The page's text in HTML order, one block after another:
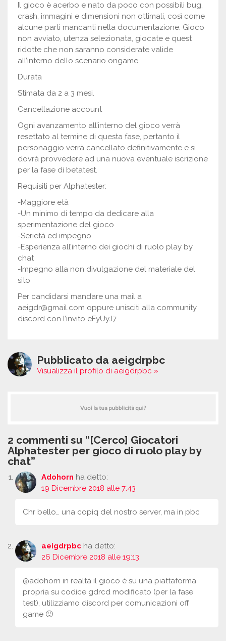
Il gioco è acerbo e nato da poco con possibili bug,
crash, immagini e dimensioni non ottimali, così come
alcune parti mancanti nella documentazione. Gioco
non avviato, utenza selezionata, giocate e quest
ridotte che non saranno considerate valide
all’interno dello scenario ongame.
Durata
Stimata da 2 a 3 mesi.
Cancellazione account
Ogni avanzamento all’interno del gioco verrà
resettato al termine di questa fase, pertanto il
personaggio verrà cancellato definitivamente e si
dovrà provvedere ad una nuova eventuale iscrizione
per la fase di betatest.
Requisiti per Alphatester:
-Maggiore età
-Un minimo di tempo da dedicare alla
sperimentazione del gioco
-Serietà ed impegno
-Esperienza all’interno dei giochi di ruolo play by
chat
-Impegno alla non divulgazione del materiale del
sito
Per candidarsi mandare una mail a
aeigdr@gmail.com oppure unisciti alla community
discord con l’invito eFyUyJ7
Pubblicato da aeigdrpbc
Visualizza il profilo di aeigdrpbc »
2 commenti su “[Cerco] Giocatori
Alphatester per gioco di ruolo play by
chat”
Adohorn ha detto:
19 Dicembre 2018 alle 7:43
Chr bello… una copiq del nostro server, ma in pbc
aeigdrpbc ha detto:
26 Dicembre 2018 alle 19:13
@adohorn in realtà il gioco è su una piattaforma
propria su codice gdrcd modificato (per la fase
test), utilizziamo discord per comunicazioni off
game 🙂